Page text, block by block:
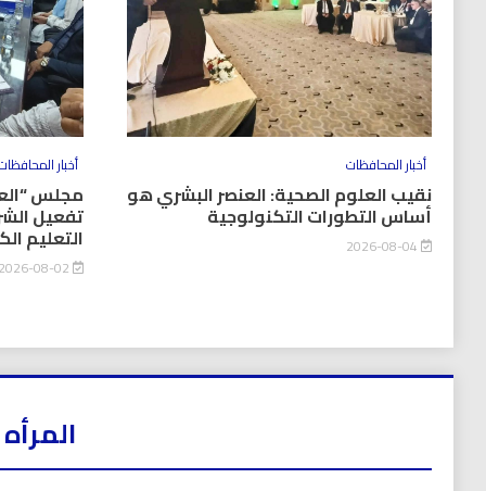
أخبار المحافظات
نقيب العلوم الصحية: العنصر البشري هو
أساس التطورات التكنولوجية
أخبار
مجلس
تفعيل
التعليم